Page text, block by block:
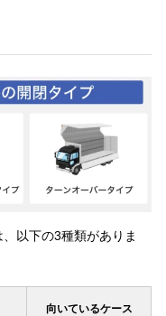
以下の3種類がありま
向いているケース